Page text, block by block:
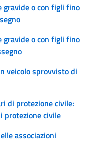
gravide o con figli fino
gravide o con figli fino
veicolo sprovvisto di
di protezione civile:
protezione civile
associazioni